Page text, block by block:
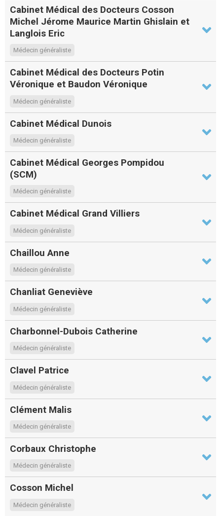
Cabinet Médical des Docteurs Cosson
Michel Jérome Maurice Martin Ghislain et
Langlois Eric
Médecin généraliste
Cabinet Médical des Docteurs Potin
Véronique et Baudon Véronique
Médecin généraliste
Cabinet Médical Dunois
Médecin généraliste
Cabinet Médical Georges Pompidou
(SCM)
Médecin généraliste
Cabinet Médical Grand Villiers
Médecin généraliste
Chaillou Anne
Médecin généraliste
Chanliat Geneviève
Médecin généraliste
Charbonnel-Dubois Catherine
Médecin généraliste
Clavel Patrice
Médecin généraliste
Clément Malis
Médecin généraliste
Corbaux Christophe
Médecin généraliste
Cosson Michel
Médecin généraliste